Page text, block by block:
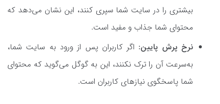
بیشتری را در سایت شما سپری کنند، این نشان می‌دهد که
محتوای شما جذاب و مفید است.
نرخ پرش پایین: اگر کاربران پس از ورود به سایت شما،
به‌سرعت آن را ترک نکنند، این به گوگل می‌گوید که محتوای
شما پاسخگوی نیازهای کاربران است.